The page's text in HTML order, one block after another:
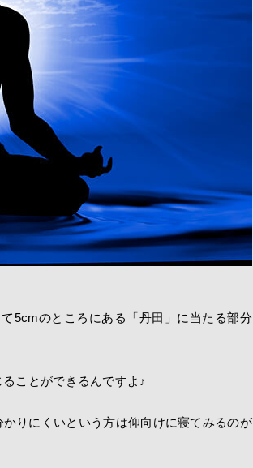
5cmのところにある「丹田」に当たる部分
ことができるんですよ♪
りにくいという方は仰向けに寝てみるのが